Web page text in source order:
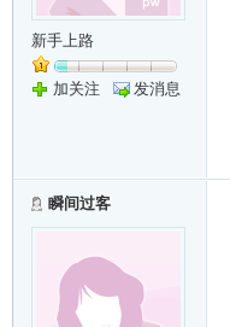
新手上路
加关注 发消息
瞬间过客